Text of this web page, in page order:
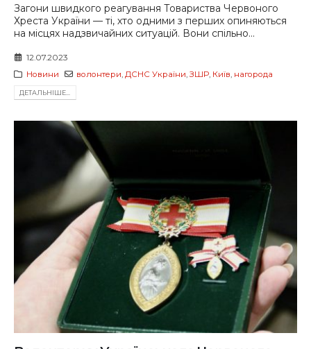
Загони швидкого реагування Товариства Червоного
Хреста України — ті, хто одними з перших опиняються
на місцях надзвичайних ситуацій. Вони спільно...
12.07.2023
Новини
волонтери,ДСНС України,ЗШР, Київ, нагорода
ДЕТАЛЬНIШЕ...